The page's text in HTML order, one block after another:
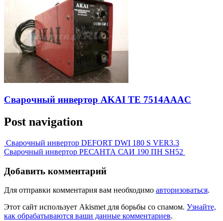
Сварочный инвертор AKAI TE 7514AAAC
Post navigation
Сварочный инвертор DEFORT DWI 180 S VER3.3
Сварочный инвертор РЕСАНТА САИ 190 ПН SH52
Добавить комментарий
Для отправки комментария вам необходимо авторизоваться.
Этот сайт использует Akismet для борьбы со спамом. Узнайте,
как обрабатываются ваши данные комментариев.